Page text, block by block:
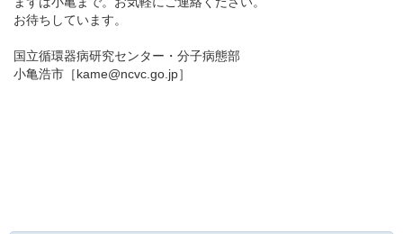
リンク
お待ちしています。
国立循環器病研究センター・分子病態部
小亀浩市［kame@ncvc.go.jp］